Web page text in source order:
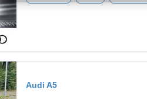
Audi A5